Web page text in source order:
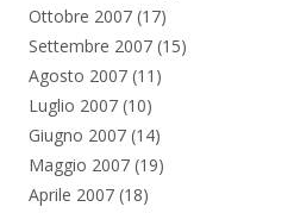
Ottobre 2007 (17)
Settembre 2007 (15)
Agosto 2007 (11)
Luglio 2007 (10)
Giugno 2007 (14)
Maggio 2007 (19)
Aprile 2007 (18)